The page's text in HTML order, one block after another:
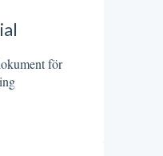
för